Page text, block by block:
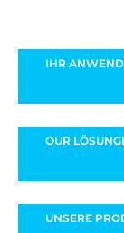
IHR
OUR
UNSERE